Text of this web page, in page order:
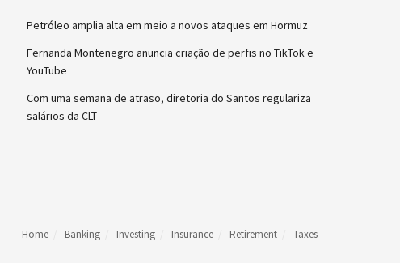
Petróleo amplia alta em meio a novos ataques em Hormuz
Fernanda Montenegro anuncia criação de perfis no TikTok e
YouTube
Com uma semana de atraso, diretoria do Santos regulariza
salários da CLT
Home Banking Investing Insurance Retirement Taxes